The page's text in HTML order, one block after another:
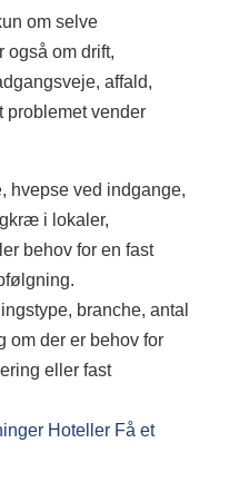
om selve
også om drift,
affald,
problemet vender
hvepse ved indgange,
i lokaler,
behov for en fast
branche, antal
om der er behov for
eller fast
Hoteller Få et